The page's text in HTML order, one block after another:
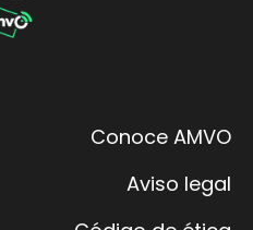
Conoce AMVO
Aviso legal